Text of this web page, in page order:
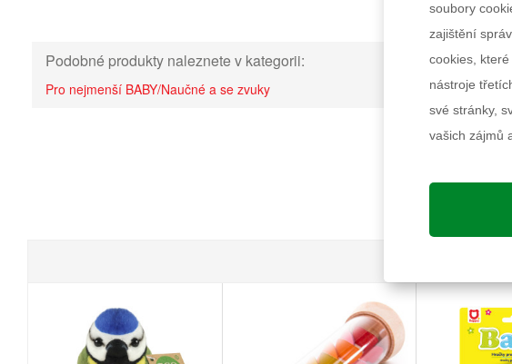
Podobné produkty naleznete v kategorii:
Pro nejmenší BABY/Naučné a se zvuky
soubory
zajištění
cookies,
nástroje
své stránky,
vašich zájmů